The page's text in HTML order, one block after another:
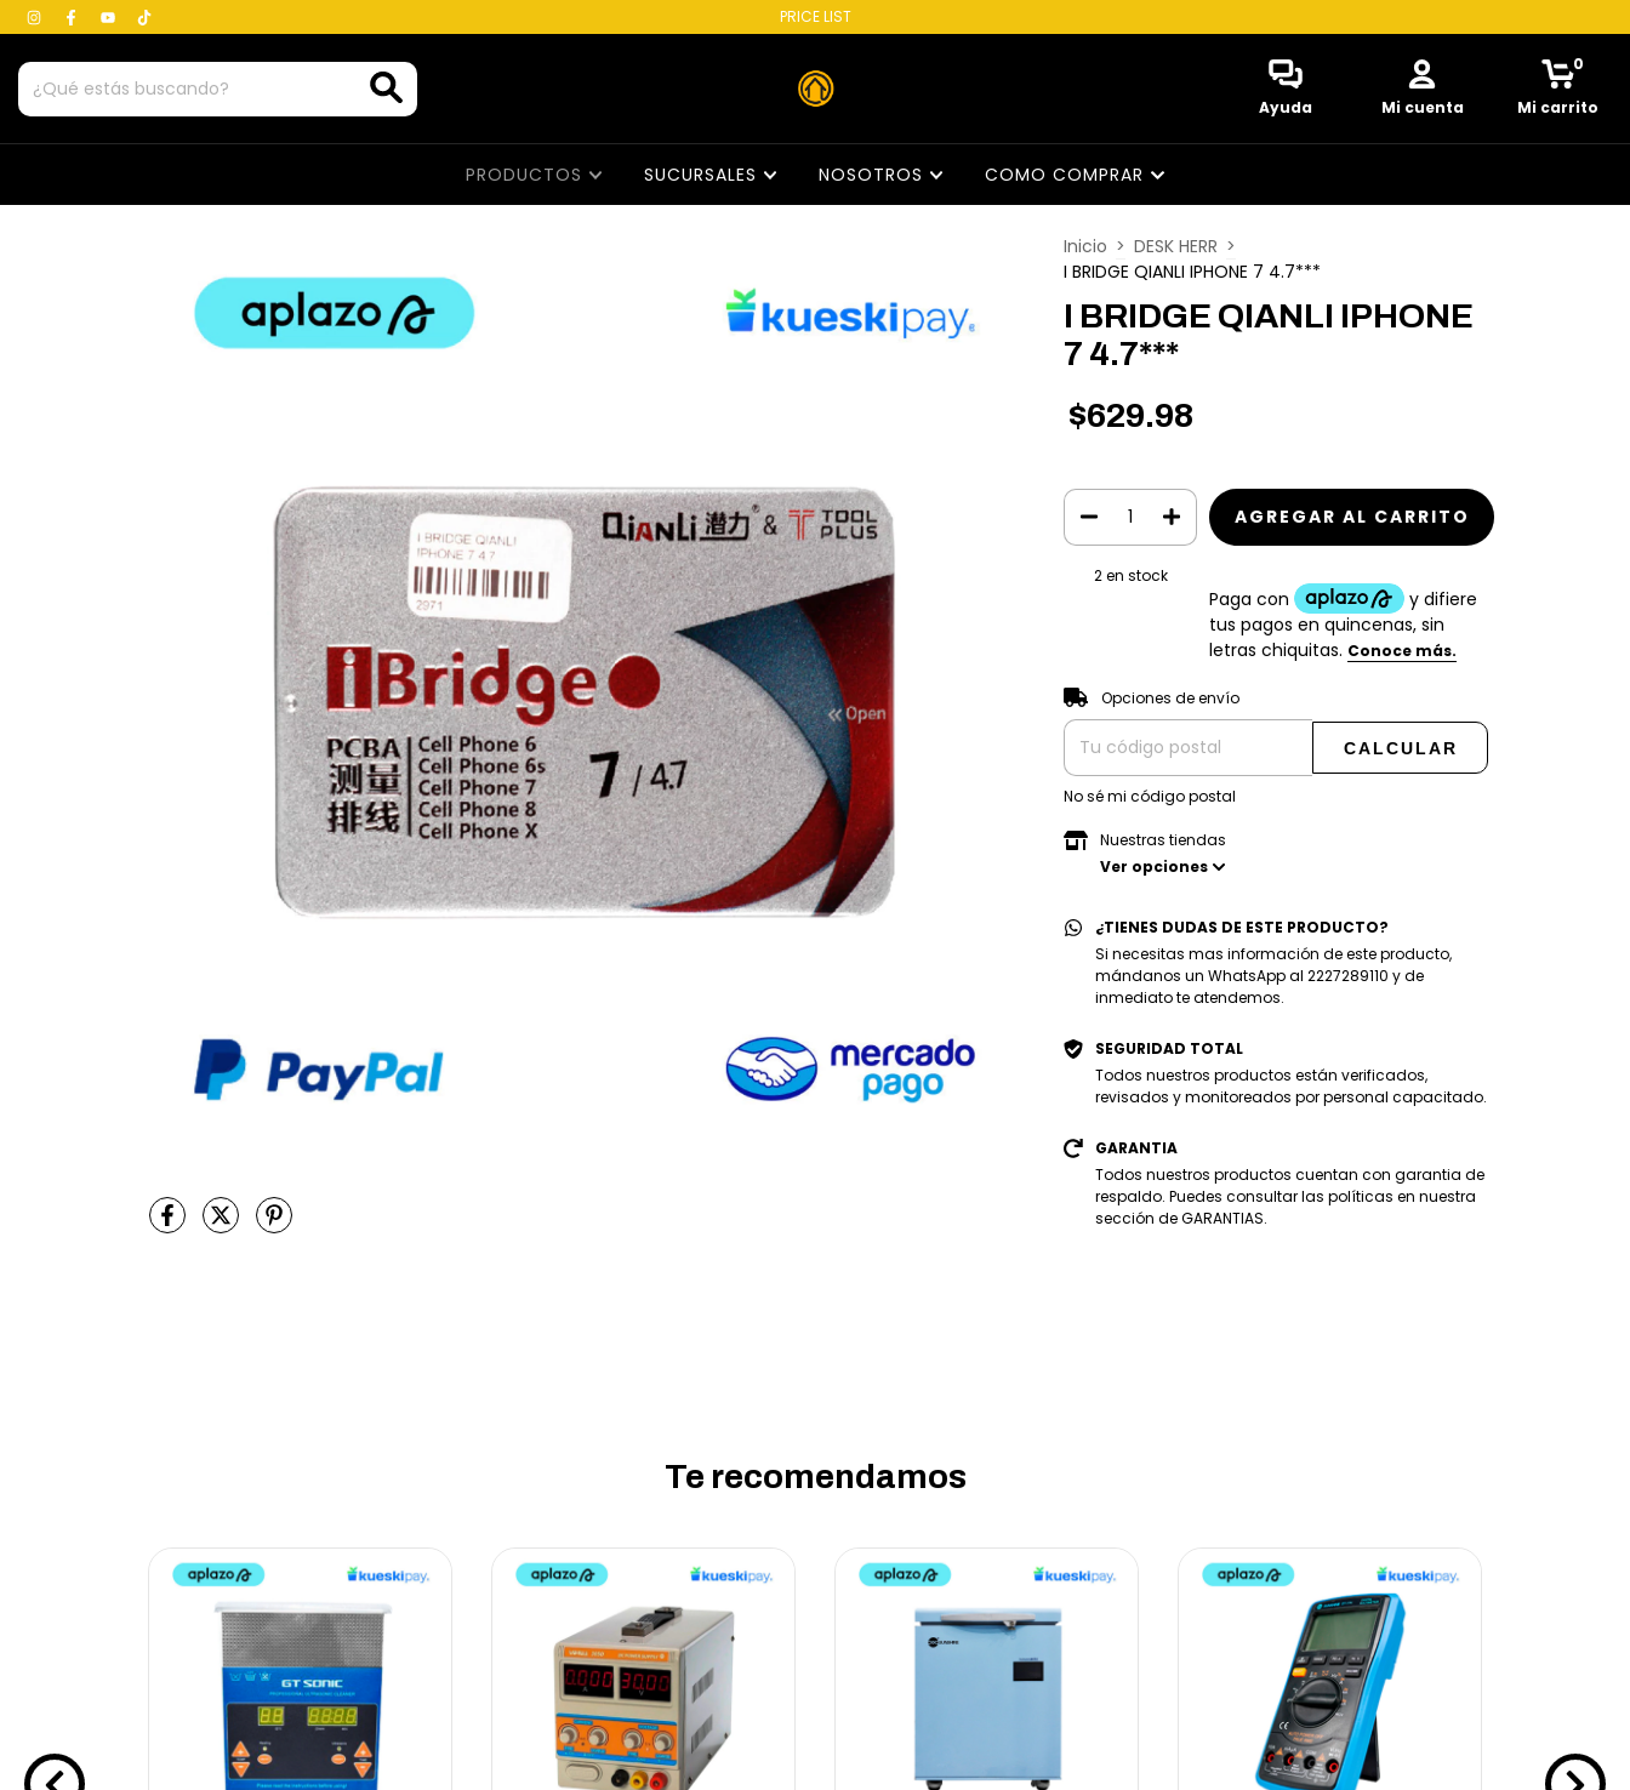
PRICE LIST
Ayuda Mi cuenta Mi carrito
0
PRODUCTOS SUCURSALES NOSOTROS COMO COMPRAR
Inicio > DESK HERR >
I BRIDGE QIANLI IPHONE 7 4.7***
I BRIDGE QIANLI IPHONE
7 4.7***
$629.98
2en stock
Entregas para el CP:
Opciones de envío
CALCULAR
No sé mi código postal
Nuestras tiendas
Ver opciones
¿TIENES DUDAS DE ESTE PRODUCTO?
Si necesitas mas información de este producto,
mándanos un WhatsApp al 2227289110 y de
inmediato te atendemos.
SEGURIDAD TOTAL
Todos nuestros productos están verificados,
revisados y monitoreados por personal capacitado.
GARANTIA
Todos nuestros productos cuentan con garantia de
respaldo. Puedes consultar las políticas en nuestra
sección de GARANTIAS.
Te recomendamos